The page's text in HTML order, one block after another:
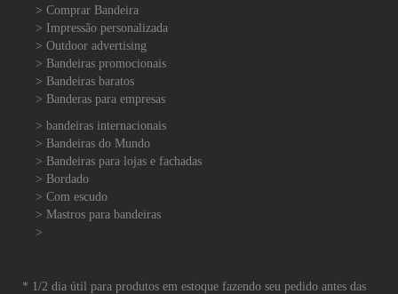
> Comprar Bandeira
> Impressão personalizada
> Outdoor advertising
> Bandeiras promocionais
> Bandeiras baratos
> Banderas para empresas
> bandeiras internacionais
> Bandeiras do Mundo
> Bandeiras para lojas e fachadas
> Bordado
> Com escudo
> Mastros para bandeiras
>
* 1/2 dia útil para produtos em estoque fazendo seu pedido antes das